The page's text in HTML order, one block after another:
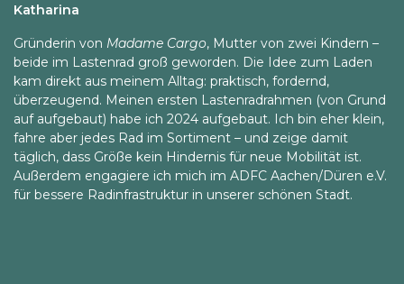
Katharina
Gründerin von Madame Cargo, Mutter von zwei Kindern –
beide im Lastenrad groß geworden. Die Idee zum Laden
kam direkt aus meinem Alltag: praktisch, fordernd,
überzeugend. Meinen ersten Lastenradrahmen (von Grund
auf aufgebaut) habe ich 2024 aufgebaut. Ich bin eher klein,
fahre aber jedes Rad im Sortiment – und zeige damit
täglich, dass Größe kein Hindernis für neue Mobilität ist.
Außerdem engagiere ich mich im ADFC Aachen/Düren e.V.
für bessere Radinfrastruktur in unserer schönen Stadt.